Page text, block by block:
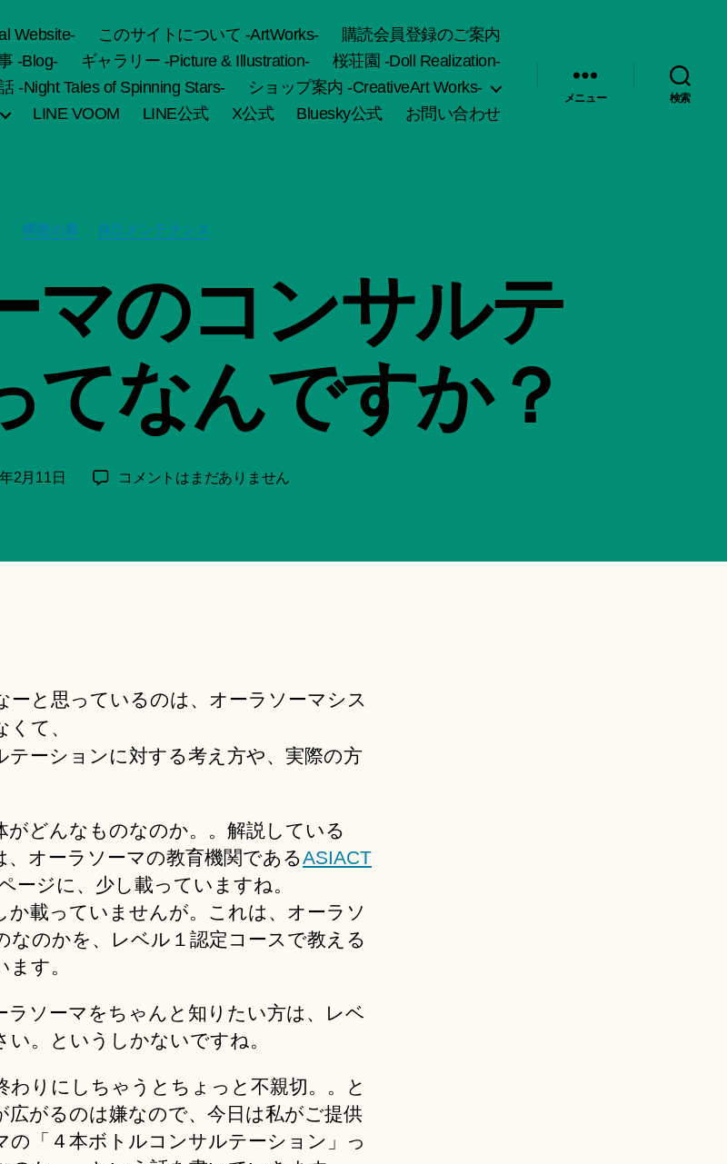
Website- このサイトについて -ArtWorks-
購読会員登録のご案内
-Blog- ギャラリー -Picture & Illustration-
桜荘園 -Doll Realization-
-Night Tales of Spinning Stars-
ショップ案内 -CreativeArt Works-
LINE VOOM LINE公式 X公式 Bluesky公式 お問い合わせ
メニュー 検索
カ
テ
ー
瞑想の扉 自己メンテナンス
マのコンサルテ
てなんですか？
成
者
:
智
日
月
2月11日
オ
ー
ル
シ
っ
ん
で
す
コメントはまだありません
ーと思っているのは、オーラソーマシス
て、
テーションに対する考え方や、実際の方
がどんなものなのか。。解説している
、オーラソーマの教育機関であるASIACT
ージに、少し載っていますね。
か載っていませんが。これは、オーラソ
なのかを、レベル１認定コースで教える
す。
ラソーマをちゃんと知りたい方は、レベ
い。というしかないですね。
わりにしちゃうとちょっと不親切。。と
広がるのは嫌なので、今日は私がご提供
の「４本ボトルコンサルテーション」っ